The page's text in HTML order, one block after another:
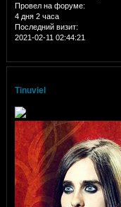
Провел на форуме:
4 дня 2 часа
Последний визит:
2021-02-11 02:44:21
Tinuviel